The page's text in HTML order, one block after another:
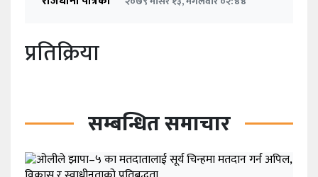
प्रतिक्रिया
सम्बन्धित समाचार